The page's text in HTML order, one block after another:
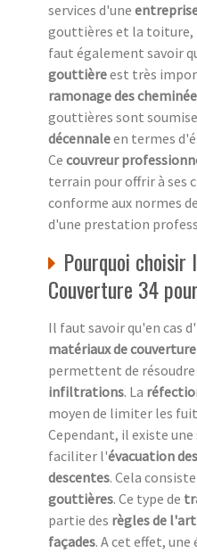
services d'une
gouttières et la toiture,
faut également savoir
gouttièreest très
ramonage des
gouttières sont
décennaleen termes
Ce couvreur
terrain pour offrir à ses
conforme aux normes
d'une prestation
Pourquoi choisir
Couverture 34
Il faut savoir qu'en cas d'
matériaux de couverture
permettent de
infiltrations. La
moyen de limiter les
Cependant, il existe
faciliter l'évacuation
descentes. Cela
gouttières. Ce type de
partie des règles de l'art
façades. A cet effet,